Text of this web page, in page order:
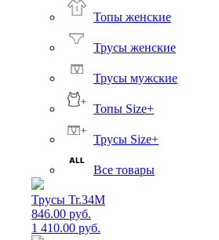
Топы женские
Трусы женские
Трусы мужские
Топы Size+
Трусы Size+
Все товары
Трусы Tr.34M
846.00 руб.
1 410.00 руб.